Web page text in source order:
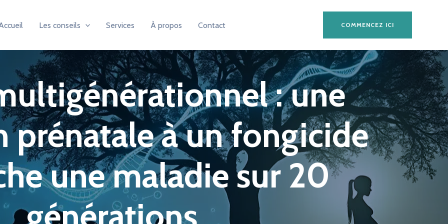
Les conseils Services À propos Contact COMMENCEZ ICI
: une
prénatale à un fongicide
une maladie sur 20